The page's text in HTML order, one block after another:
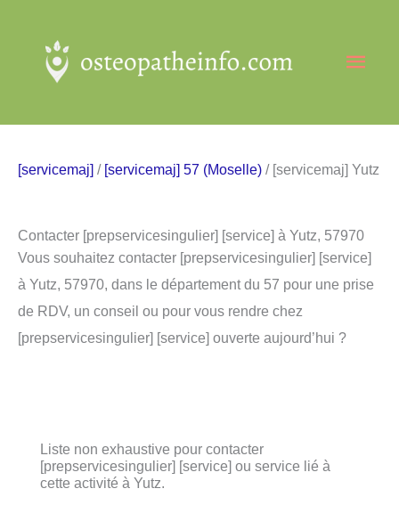
contenu
[servicemaj] / [servicemaj] 57 (Moselle) / [servicemaj] Yutz
Contacter [prepservicesingulier] [service] à Yutz, 57970
Vous souhaitez contacter [prepservicesingulier] [service]
à Yutz, 57970, dans le département du 57 pour une prise
de RDV, un conseil ou pour vous rendre chez
[prepservicesingulier] [service] ouverte aujourd’hui ?
Liste non exhaustive pour contacter
[prepservicesingulier] [service] ou service lié à
cette activité à Yutz.